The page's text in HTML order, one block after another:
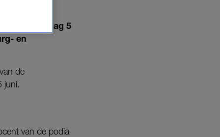
op zaterdag 5
en
de
juni.
van de podia